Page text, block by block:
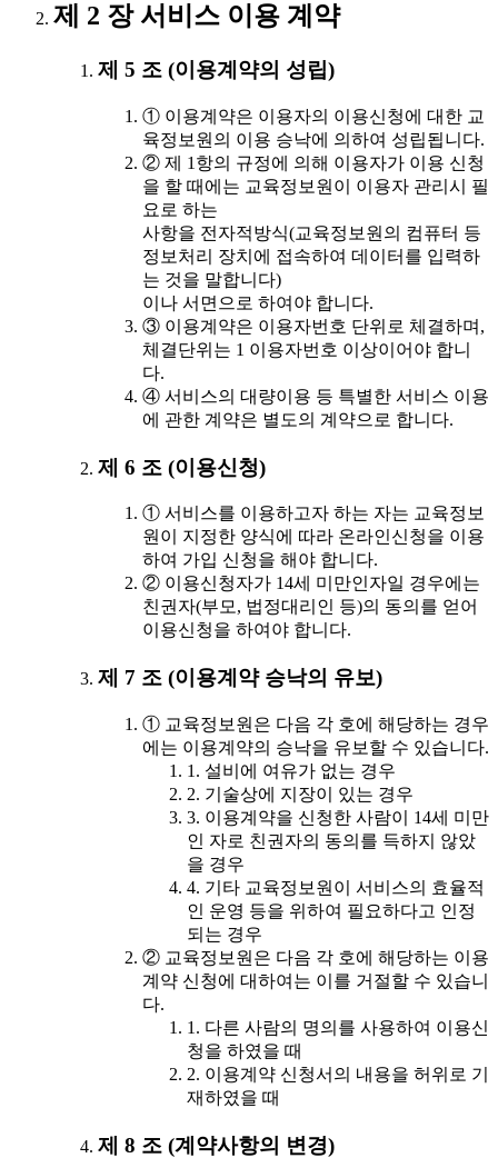
제 2 장 서비스 이용 계약
제 5 조 (이용계약의 성립)
① 이용계약은 이용자의 이용신청에 대한 교
육정보원의 이용 승낙에 의하여 성립됩니다.
② 제 1항의 규정에 의해 이용자가 이용 신청
을 할 때에는 교육정보원이 이용자 관리시 필
요로 하는
사항을 전자적방식(교육정보원의 컴퓨터 등
정보처리 장치에 접속하여 데이터를 입력하
는 것을 말합니다)
이나 서면으로 하여야 합니다.
③ 이용계약은 이용자번호 단위로 체결하며,
체결단위는 1 이용자번호 이상이어야 합니
다.
④ 서비스의 대량이용 등 특별한 서비스 이용
에 관한 계약은 별도의 계약으로 합니다.
제 6 조 (이용신청)
① 서비스를 이용하고자 하는 자는 교육정보
원이 지정한 양식에 따라 온라인신청을 이용
하여 가입 신청을 해야 합니다.
② 이용신청자가 14세 미만인자일 경우에는
친권자(부모, 법정대리인 등)의 동의를 얻어
이용신청을 하여야 합니다.
제 7 조 (이용계약 승낙의 유보)
① 교육정보원은 다음 각 호에 해당하는 경우
에는 이용계약의 승낙을 유보할 수 있습니다.
1. 설비에 여유가 없는 경우
2. 기술상에 지장이 있는 경우
3. 이용계약을 신청한 사람이 14세 미만
인 자로 친권자의 동의를 득하지 않았
을 경우
4. 기타 교육정보원이 서비스의 효율적
인 운영 등을 위하여 필요하다고 인정
되는 경우
② 교육정보원은 다음 각 호에 해당하는 이용
계약 신청에 대하여는 이를 거절할 수 있습니
다.
1. 다른 사람의 명의를 사용하여 이용신
청을 하였을 때
2. 이용계약 신청서의 내용을 허위로 기
재하였을 때
제 8 조 (계약사항의 변경)